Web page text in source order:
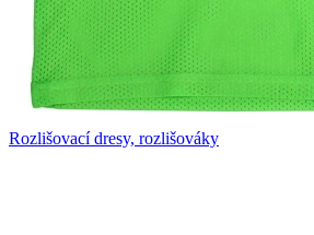
Rozlišovací dresy, rozlišováky